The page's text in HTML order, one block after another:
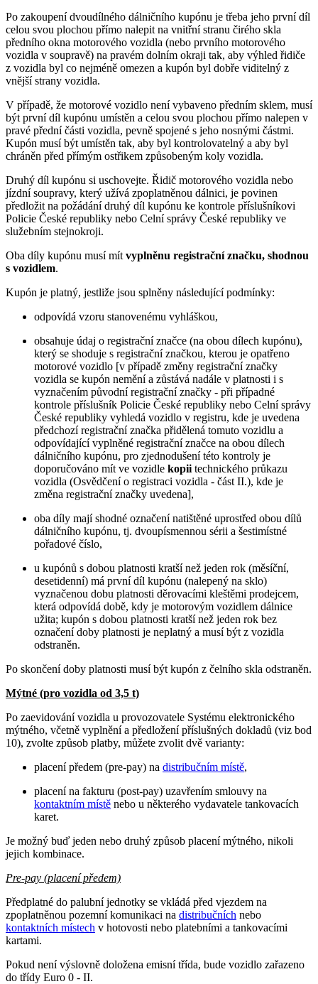
Po zakoupení dvoudílného dálničního kupónu je třeba jeho první díl
celou svou plochou přímo nalepit na vnitřní stranu čirého skla
předního okna motorového vozidla (nebo prvního motorového
vozidla v soupravě) na pravém dolním okraji tak, aby výhled řidiče
z vozidla byl co nejméně omezen a kupón byl dobře viditelný z
vnější strany vozidla.
V případě, že motorové vozidlo není vybaveno předním sklem, musí
být první díl kupónu umístěn a celou svou plochou přímo nalepen v
pravé přední části vozidla, pevně spojené s jeho nosnými částmi.
Kupón musí být umístěn tak, aby byl kontrolovatelný a aby byl
chráněn před přímým ostřikem způsobeným koly vozidla.
Druhý díl kupónu si uschovejte. Řidič motorového vozidla nebo
jízdní soupravy, který užívá zpoplatněnou dálnici, je povinen
předložit na požádání druhý díl kupónu ke kontrole příslušníkovi
Policie České republiky nebo Celní správy České republiky ve
služebním stejnokroji.
Oba díly kupónu musí mít vyplněnu registrační značku, shodnou
s vozidlem.
Kupón je platný, jestliže jsou splněny následující podmínky:
odpovídá vzoru stanovenému vyhláškou,
obsahuje údaj o registrační značce (na obou dílech kupónu),
který se shoduje s registrační značkou, kterou je opatřeno
motorové vozidlo [v případě změny registrační značky
vozidla se kupón nemění a zůstává nadále v platnosti i s
vyznačením původní registrační značky - při případné
kontrole příslušník Policie České republiky nebo Celní správy
České republiky vyhledá vozidlo v registru, kde je uvedena
předchozí registrační značka přidělená tomuto vozidlu a
odpovídající vyplněné registrační značce na obou dílech
dálničního kupónu, pro zjednodušení této kontroly je
doporučováno mít ve vozidle kopii technického průkazu
vozidla (Osvědčení o registraci vozidla - část II.), kde je
změna registrační značky uvedena],
oba díly mají shodné označení natištěné uprostřed obou dílů
dálničního kupónu, tj. dvoupísmennou sérii a šestimístné
pořadové číslo,
u kupónů s dobou platnosti kratší než jeden rok (měsíční,
desetidenní) má první díl kupónu (nalepený na sklo)
vyznačenou dobu platnosti děrovacími kleštěmi prodejcem,
která odpovídá době, kdy je motorovým vozidlem dálnice
užita; kupón s dobou platnosti kratší než jeden rok bez
označení doby platnosti je neplatný a musí být z vozidla
odstraněn.
Po skončení doby platnosti musí být kupón z čelního skla odstraněn.
Mýtné (pro vozidla od 3,5 t)
Po zaevidování vozidla u provozovatele Systému elektronického
mýtného, včetně vyplnění a předložení příslušných dokladů (viz bod
10), zvolte způsob platby, můžete zvolit dvě varianty:
placení předem (pre-pay) na distribučním místě,
placení na fakturu (post-pay) uzavřením smlouvy na
kontaktním místě nebo u některého vydavatele tankovacích
karet.
Je možný buď jeden nebo druhý způsob placení mýtného, nikoli
jejich kombinace.
Pre-pay (placení předem)
Předplatné do palubní jednotky se vkládá před vjezdem na
zpoplatněnou pozemní komunikaci na distribučních nebo
kontaktních místech v hotovosti nebo platebními a tankovacími
kartami.
Pokud není výslovně doložena emisní třída, bude vozidlo zařazeno
do třídy Euro 0 - II.